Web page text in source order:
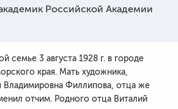
Российской Академии
семье 3 августа 1928 г. в городе
края. Мать художника,
Владимировна Филлипова, отца же
отчим. Родного отца Виталий